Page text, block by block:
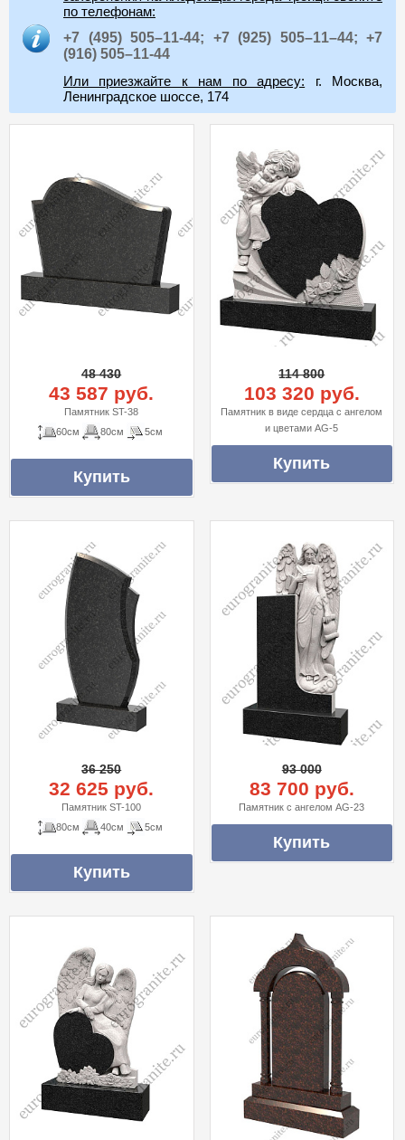
по телефонам:
+7 (495) 505–11-44;
+7 (925) 505–11–44; +7
(916) 505–11-44
Или приезжайте к нам по адресу: г. Москва,
Ленинградское шоссе, 174
48 430
43 587 руб.
Памятник ST-38
60см
80см 5см
114 800
103 320 руб.
Памятник в виде сердца с ангелом
и цветами AG-5
36 250
32 625 руб.
Памятник ST-100
80см
40см 5см
93 000
83 700 руб.
Памятник с ангелом AG-23